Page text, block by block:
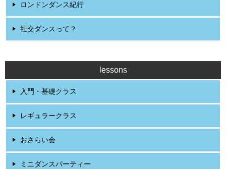
ロンドンダンス紀行
社交ダンスって？
lessons
入門・基礎クラス
レギュラークラス
おさらい会
ミニダンスパーティー